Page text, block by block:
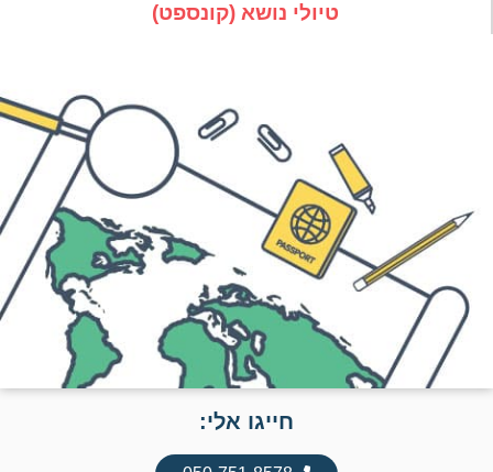
טיולי נושא (קונספט)
חייגו אלי: